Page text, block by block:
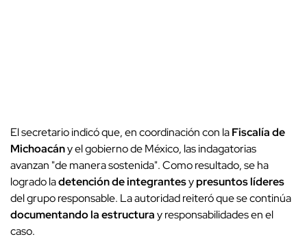
El secretario indicó que, en coordinación con laFiscalía de
Michoacány el gobierno de México, las indagatorias
avanzan "de manera sostenida". Como resultado, se ha
logrado ladetención de integrantesypresuntos líderes
del grupo responsable. La autoridad reiteró que se continúa
documentando la estructuray responsabilidades en el
caso.